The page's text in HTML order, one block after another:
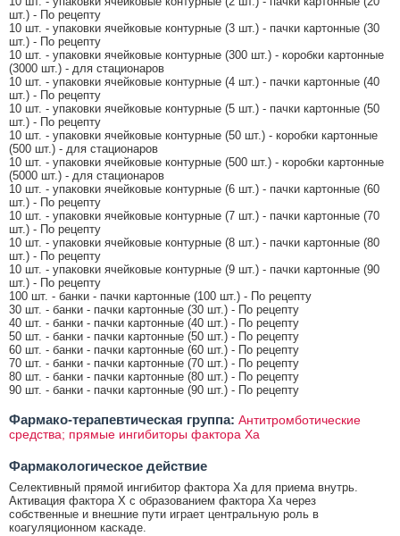
шт.) - По рецепту
10 шт. - упаковки ячейковые контурные (3 шт.) - пачки картонные (30
шт.) - По рецепту
10 шт. - упаковки ячейковые контурные (300 шт.) - коробки картонные
(3000 шт.) - для стационаров
10 шт. - упаковки ячейковые контурные (4 шт.) - пачки картонные (40
шт.) - По рецепту
10 шт. - упаковки ячейковые контурные (5 шт.) - пачки картонные (50
шт.) - По рецепту
10 шт. - упаковки ячейковые контурные (50 шт.) - коробки картонные
(500 шт.) - для стационаров
10 шт. - упаковки ячейковые контурные (500 шт.) - коробки картонные
(5000 шт.) - для стационаров
10 шт. - упаковки ячейковые контурные (6 шт.) - пачки картонные (60
шт.) - По рецепту
10 шт. - упаковки ячейковые контурные (7 шт.) - пачки картонные (70
шт.) - По рецепту
10 шт. - упаковки ячейковые контурные (8 шт.) - пачки картонные (80
шт.) - По рецепту
10 шт. - упаковки ячейковые контурные (9 шт.) - пачки картонные (90
шт.) - По рецепту
100 шт. - банки - пачки картонные (100 шт.) - По рецепту
30 шт. - банки - пачки картонные (30 шт.) - По рецепту
40 шт. - банки - пачки картонные (40 шт.) - По рецепту
50 шт. - банки - пачки картонные (50 шт.) - По рецепту
60 шт. - банки - пачки картонные (60 шт.) - По рецепту
70 шт. - банки - пачки картонные (70 шт.) - По рецепту
80 шт. - банки - пачки картонные (80 шт.) - По рецепту
90 шт. - банки - пачки картонные (90 шт.) - По рецепту
Фармако-терапевтическая группа: Антитромботические
средства; прямые ингибиторы фактора Ха
Фармакологическое действие
Селективный прямой ингибитор фактора Ха для приема внутрь.
Активация фактора Х с образованием фактора Ха через
собственные и внешние пути играет центральную роль в
коагуляционном каскаде.